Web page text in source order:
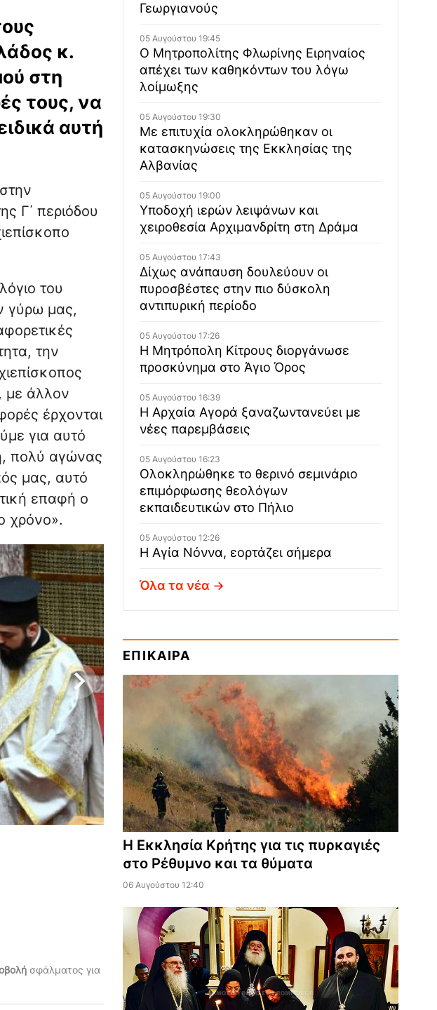
κ.
στη
τους, να
αυτή
Γ΄ περιόδου
του
γύρω μας,
την
με άλλον
έρχονται
για αυτό
πολύ αγώνας
μας, αυτό
επαφή ο
χρόνο».
σφάλματος για
Γεωργιανούς
05 Αυγούστου 19:45
Ο Μητροπολίτης Φλωρίνης Ειρηναίος
απέχει των καθηκόντων του λόγω
λοίμωξης
05 Αυγούστου 19:30
Με επιτυχία ολοκληρώθηκαν οι
κατασκηνώσεις της Εκκλησίας της
Αλβανίας
05 Αυγούστου 19:00
Υποδοχή ιερών λειψάνων και
χειροθεσία Αρχιμανδρίτη στη Δράμα
05 Αυγούστου 17:43
Δίχως ανάπαυση δουλεύουν οι
πυροσβέστες στην πιο δύσκολη
αντιπυρική περίοδο
05 Αυγούστου 17:26
Η Μητρόπολη Κίτρους διοργάνωσε
προσκύνημα στο Άγιο Όρος
05 Αυγούστου 16:39
Η Αρχαία Αγορά ξαναζωντανεύει με
νέες παρεμβάσεις
05 Αυγούστου 16:23
Ολοκληρώθηκε το θερινό σεμινάριο
επιμόρφωσης θεολόγων
εκπαιδευτικών στο Πήλιο
05 Αυγούστου 12:26
Η Αγία Νόννα, εορτάζει σήμερα
Όλα τα νέα
ΕΠΙΚΑΙΡΑ
Η Εκκλησία Κρήτης για τις πυρκαγιές
στο Ρέθυμνο και τα θύματα
06 Αυγούστου 12:40